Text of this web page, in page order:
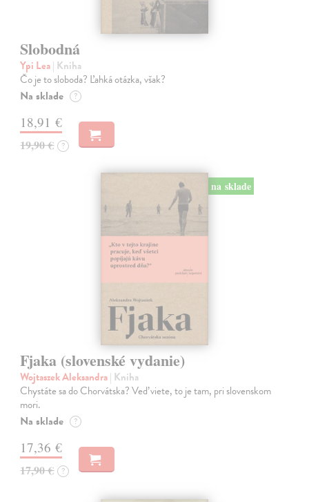
Slobodná
Ypi Lea| Kniha
Čo je to sloboda? Ľahká otázka, však?
Na sklade ?
18,91 €
19,90 € ?
na sklade
Fjaka (slovenské vydanie)
Wojtaszek Aleksandra| Kniha
Chystáte sa do Chorvátska? Veď viete, to je tam, pri slovenskom
mori.
Na sklade ?
17,36 €
17,90 € ?